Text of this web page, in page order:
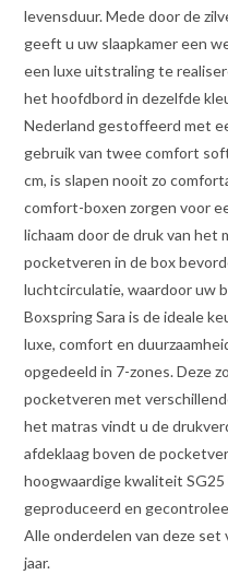
levensduur. Mede door de
geeft u uw slaapkamer een
een luxe uitstraling te
het hoofdbord in dezelfde
Nederland gestoffeerd met
gebruik van twee comfort
cm, is slapen nooit zo
comfort-boxen zorgen voor
lichaam door de druk van het
pocketveren in de box
luchtcirculatie, waardoor uw
Boxspring Sara is de ideale
luxe, comfort en
opgedeeld in 7-zones. Deze
pocketveren met
het matras vindt u de
afdeklaag boven de
hoogwaardige kwaliteit SG25
geproduceerd en
Alle onderdelen van deze
jaar.